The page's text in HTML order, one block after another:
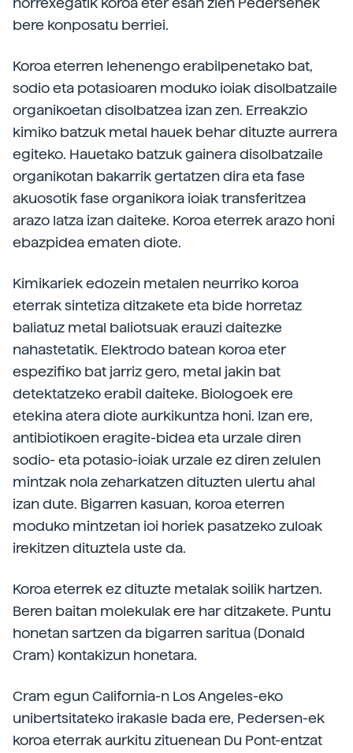
bere konposatu berriei.
Koroa eterren lehenengo erabilpenetako bat,
sodio eta potasioaren moduko ioiak disolbatzaile
organikoetan disolbatzea izan zen. Erreakzio
kimiko batzuk metal hauek behar dituzte aurrera
egiteko. Hauetako batzuk gainera disolbatzaile
organikotan bakarrik gertatzen dira eta fase
akuosotik fase organikora ioiak transferitzea
arazo latza izan daiteke. Koroa eterrek arazo honi
ebazpidea ematen diote.
Kimikariek edozein metalen neurriko koroa
eterrak sintetiza ditzakete eta bide horretaz
baliatuz metal baliotsuak erauzi daitezke
nahastetatik. Elektrodo batean koroa eter
espezifiko bat jarriz gero, metal jakin bat
detektatzeko erabil daiteke. Biologoek ere
etekina atera diote aurkikuntza honi. Izan ere,
antibiotikoen eragite-bidea eta urzale diren
sodio- eta potasio-ioiak urzale ez diren zelulen
mintzak nola zeharkatzen dituzten ulertu ahal
izan dute. Bigarren kasuan, koroa eterren
moduko mintzetan ioi horiek pasatzeko zuloak
irekitzen dituztela uste da.
Koroa eterrek ez dituzte metalak soilik hartzen.
Beren baitan molekulak ere har ditzakete. Puntu
honetan sartzen da bigarren saritua (Donald
Cram) kontakizun honetara.
Cram egun California-n Los Angeles-eko
unibertsitateko irakasle bada ere, Pedersen-ek
koroa eterrak aurkitu zituenean Du Pont-entzat